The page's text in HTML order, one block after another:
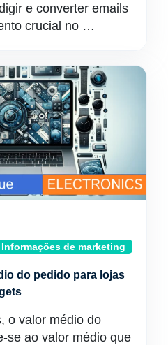
e converter emails
crucial no …
Informações de marketing
do pedido para lojas
o valor médio do
se ao valor médio que